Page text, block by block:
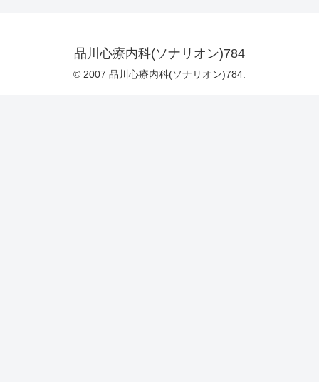
品川心療内科(ソナリオン)784
© 2007 品川心療内科(ソナリオン)784.